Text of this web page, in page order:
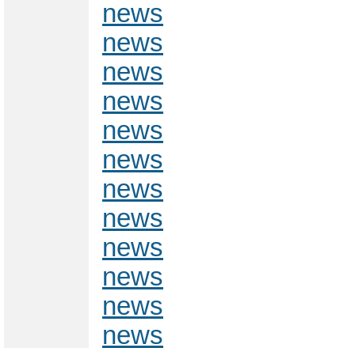
news
news
news
news
news
news
news
news
news
news
news
news